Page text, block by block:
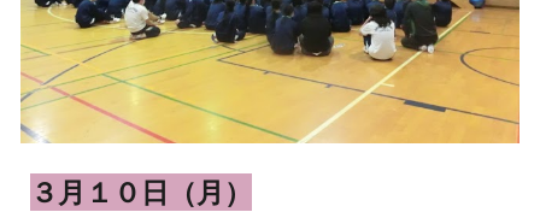
３月１０日（月）